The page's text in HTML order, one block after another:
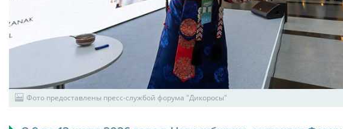
Фото предоставлены пресс-службой форума "Дикоросы"